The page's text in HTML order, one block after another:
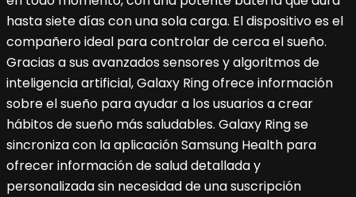
hasta siete días con una sola carga. El dispositivo es el
compañero ideal para controlar de cerca el sueño.
Gracias a sus avanzados sensores y algoritmos de
inteligencia artificial, Galaxy Ring ofrece información
sobre el sueño para ayudar a los usuarios a crear
hábitos de sueño más saludables. Galaxy Ring se
sincroniza con la aplicación Samsung Health para
ofrecer información de salud detallada y
personalizada sin necesidad de una suscripción